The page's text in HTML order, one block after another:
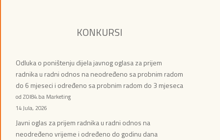
KONKURSI
Odluka o poništenju dijela javnog oglasa za prijem
radnika u radni odnos na neodređeno sa probnim radom
do 6 mjeseci i određeno sa probnim radom do 3 mjeseca
od ZOI84.ba Marketing
14 Jula, 2026
Javni oglas za prijem radnika u radni odnos na
neodređeno vrijeme i određeno do godinu dana